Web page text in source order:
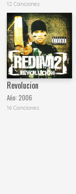
12 Canciones
Revolucion
Año:2006
16 Canciones